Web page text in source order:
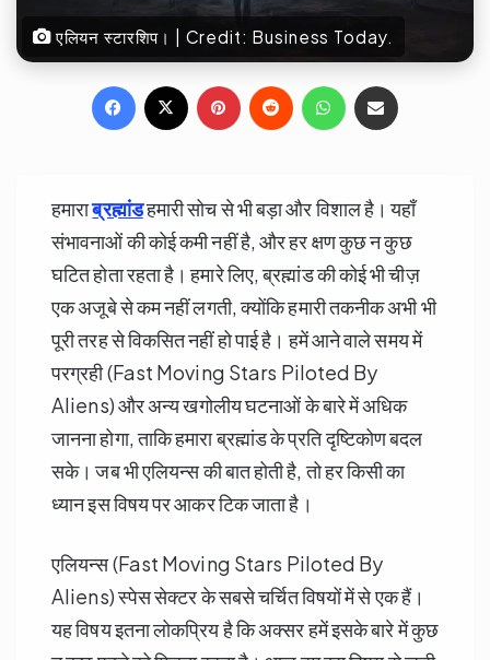
एलियन स्टारशिप। | Credit: Business Today.
Facebook Pinterest
Reddit WhatsApp
हमाराब्रह्मांडहमारी सोच से भी बड़ा और विशाल है। यहाँ
संभावनाओं की कोई कमी नहीं है, और हर क्षण कुछ न कुछ
घटित होता रहता है। हमारे लिए, ब्रह्मांड की कोई भी चीज़
एक अजूबे से कम नहीं लगती, क्योंकि हमारी तकनीक अभी भी
पूरी तरह से विकसित नहीं हो पाई है। हमें आने वाले समय में
परग्रही (Fast Moving Stars Piloted By
Aliens) और अन्य खगोलीय घटनाओं के बारे में अधिक
जानना होगा, ताकि हमारा ब्रह्मांड के प्रति दृष्टिकोण बदल
सके। जब भी एलियन्स की बात होती है, तो हर किसी का
ध्यान इस विषय पर आकर टिक जाता है।
एलियन्स (Fast Moving Stars Piloted By
Aliens) स्पेस सेक्टर के सबसे चर्चित विषयों में से एक हैं।
यह विषय इतना लोकप्रिय है कि अक्सर हमें इसके बारे में कुछ